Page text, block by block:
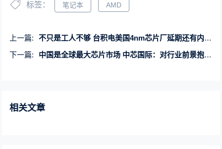
标签： 笔记本 AMD
上一篇:
不只是工人不够 台积电美国4nm芯片厂延期还有内幕：43度高温难耐
下一篇:
中国是全球最大芯片市场 中芯国际：对行业前景抱有长远信心
相关文章